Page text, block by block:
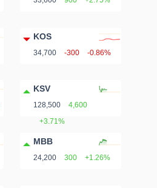
KOS
34,700 -300 -0.86%
KSV
128,500
4,600
+3.71%
MBB
24,200 300 +1.26%